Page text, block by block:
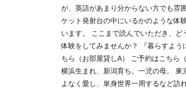
が、英語があまり分からない方でも雰
ケット発射台の中にいるかのような体
います。 ここまで読んでいただき、ど
体験をしてみませんか？ 『暮らすよ
ちら（お部屋貸しA） ご予約はこちら
横浜生まれ、新潟育ち。一児の母。
よなく愛し、単身世界一周するなど訪